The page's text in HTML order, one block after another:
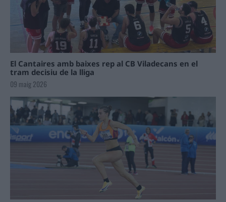
El Cantaires amb baixes rep al CB Viladecans en el
tram decisiu de la lliga
09 maig 2026